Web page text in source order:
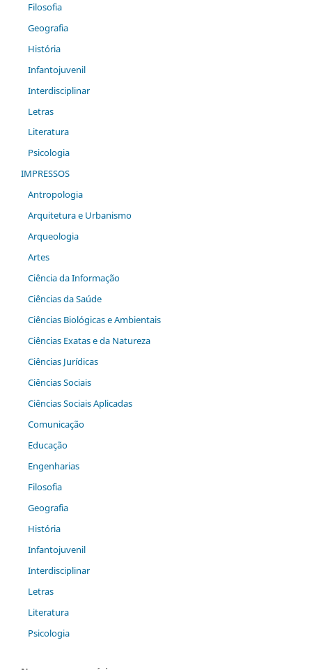
Filosofia
Geografia
História
Infantojuvenil
Interdisciplinar
Letras
Literatura
Psicologia
IMPRESSOS
Antropologia
Arquitetura e Urbanismo
Arqueologia
Artes
Ciência da Informação
Ciências da Saúde
Ciências Biológicas e Ambientais
Ciências Exatas e da Natureza
Ciências Jurídicas
Ciências Sociais
Ciências Sociais Aplicadas
Comunicação
Educação
Engenharias
Filosofia
Geografia
História
Infantojuvenil
Interdisciplinar
Letras
Literatura
Psicologia